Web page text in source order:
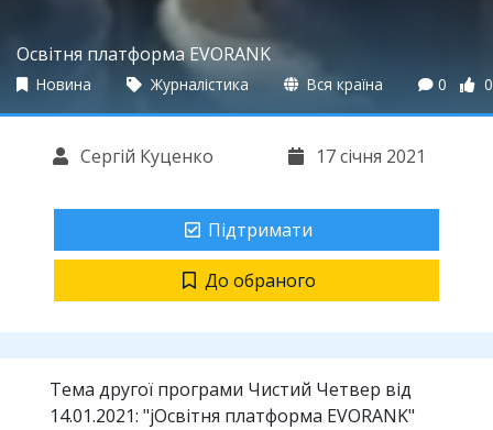
Освітня платформа EVORANK
Новина Журналістика Вся країна 0 0
Сергій Куценко 17 січня 2021
Підтримати
До обраного
Тема другої програми Чистий Четвер від
14.01.2021: "jОсвітня платформа EVORANK"